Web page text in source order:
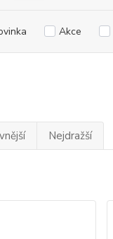
Akce
Nejdražší